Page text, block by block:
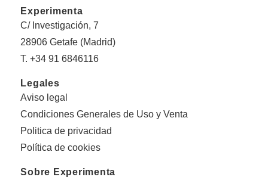
Experimenta
C/ Investigación, 7
28906 Getafe (Madrid)
T. +34 91 6846116
Legales
Aviso legal
Condiciones Generales de Uso y Venta
Politica de privacidad
Política de cookies
Sobre Experimenta